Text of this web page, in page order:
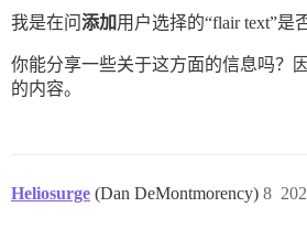
我是在问添加用户选择的“flair text”是
你能分享一些关于这方面的信息吗？
的内容。
Heliosurge (Dan DeMontmorency) 8